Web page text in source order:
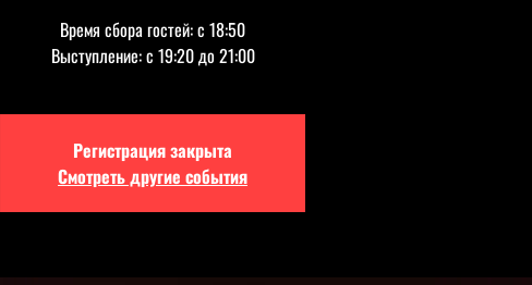
Время сбора гостей: с 18:50
Выступление: с 19:20 до 21:00
Регистрация закрыта
Смотреть другие события